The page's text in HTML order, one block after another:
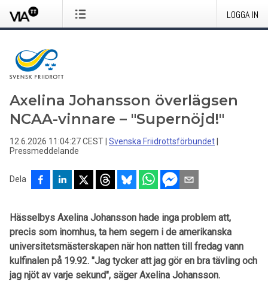
LOGGA IN
Axelina Johansson överlägsen
NCAA-vinnare – "Supernöjd!"
12.6.2026 11:04:27 CEST Svenska Friidrottsförbundet
Pressmeddelande
Dela
Hässelbys Axelina Johansson hade inga problem att,
precis som inomhus, ta hem segern i de amerikanska
universitetsmästerskapen när hon natten till fredag vann
kulfinalen på 19.92. "Jag tycker att jag gör en bra tävling och
jag njöt av varje sekund", säger Axelina Johansson.